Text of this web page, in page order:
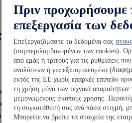
ούτε προϋπηρεσία!Θέλουμε μόνο
βάρδιες- πρόγραμμα που
μας.
Πριν προχωρήσουμε
επεξεργασία των
Επεξεργαζόμαστε τα δεδομένα σας
(συμπεριλαμβανομένων των cookies).
από εμάς ή τρίτους για τις ρυθμίσεις
αναλύσεων ή για εξατομικευμένα
εκτός της ΕΕ χωρίς επαρκές επίπεδο
τη χρήση μόνο των τεχνικά
μεμονωμένους σκοπούς χρήσης.
τη συγκατάθεσή σας ανά πάσα στιγμή,
Μπορείτε να βρείτε τα στοιχεία της